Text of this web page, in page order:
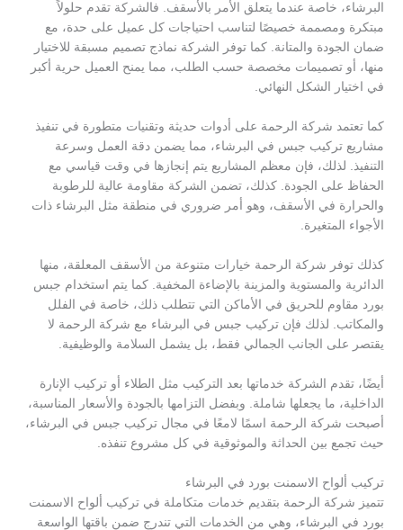
البرشاء، خاصة عندما يتعلق الأمر بالأسقف. فالشركة تقدم حلولاً
مبتكرة ومصممة خصيصًا لتناسب احتياجات كل عميل على حدة، مع
ضمان الجودة والمتانة. كما توفر الشركة نماذج تصميم مسبقة للاختيار
منها، أو تصميمات مخصصة حسب الطلب، مما يمنح العميل حرية أكبر
في اختيار الشكل النهائي.
كما تعتمد شركة الرحمة على أدوات حديثة وتقنيات متطورة في تنفيذ
مشاريع تركيب جبس في البرشاء، مما يضمن دقة العمل وسرعة
التنفيذ. لذلك، فإن معظم المشاريع يتم إنجازها في وقت قياسي مع
الحفاظ على الجودة. كذلك، تضمن الشركة مقاومة عالية للرطوبة
والحرارة في الأسقف، وهو أمر ضروري في منطقة مثل البرشاء ذات
الأجواء المتغيرة.
كذلك توفر شركة الرحمة خيارات متنوعة من الأسقف المعلقة، منها
الدائرية والمستوية والمزينة بالإضاءة المخفية. كما يتم استخدام جبس
بورد مقاوم للحريق في الأماكن التي تتطلب ذلك، خاصة في الفلل
والمكاتب. لذلك فإن تركيب جبس في البرشاء مع شركة الرحمة لا
يقتصر على الجانب الجمالي فقط، بل يشمل السلامة والوظيفية.
أيضًا، تقدم الشركة خدماتها بعد التركيب مثل الطلاء أو تركيب الإنارة
الداخلية، ما يجعلها شاملة. وبفضل التزامها بالجودة والأسعار المناسبة،
أصبحت شركة الرحمة اسمًا لامعًا في مجال تركيب جبس في البرشاء،
حيث تجمع بين الحداثة والموثوقية في كل مشروع تنفذه.
تركيب ألواح الاسمنت بورد في البرشاء
تتميز شركة الرحمة بتقديم خدمات متكاملة في تركيب ألواح الاسمنت
بورد في البرشاء، وهي من الخدمات التي تندرج ضمن باقتها الواسعة